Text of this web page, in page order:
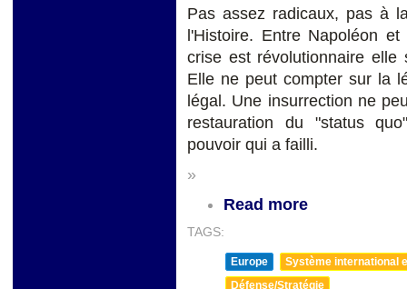
Pas assez radicaux, pas à
l'Histoire. Entre Napoléon
crise est révolutionnaire
Elle ne peut compter sur la
légal. Une insurrection ne
restauration du "status
pouvoir qui a failli.
»
Read more
TAGS:
Europe
Système international
Défense/Stratégie